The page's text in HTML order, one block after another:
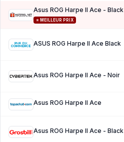
Asus ROG Harpe II Ace - Black
⭐ MEILLEUR PRIX
ASUS ROG Harpe II Ace Black
Asus ROG Harpe II Ace - Noir
Asus ROG Harpe II Ace
Asus ROG Harpe II Ace - Black